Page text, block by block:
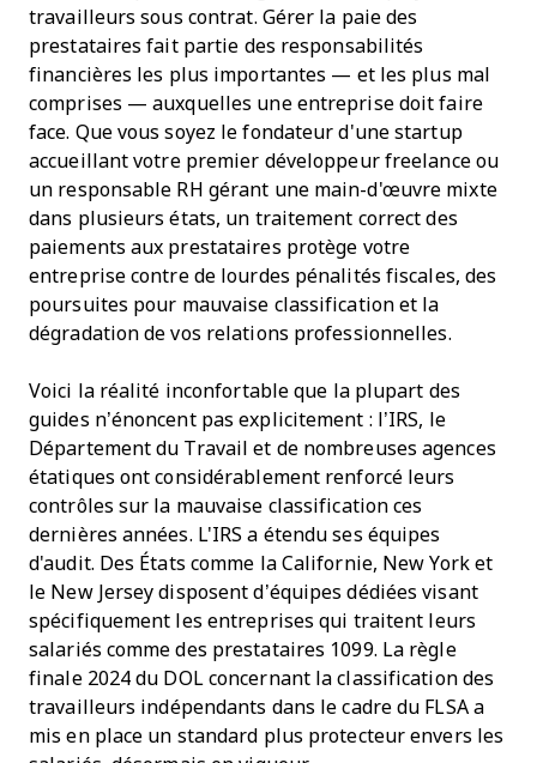
travailleurs sous contrat. Gérer la paie des
prestataires fait partie des responsabilités
financières les plus importantes — et les plus mal
comprises — auxquelles une entreprise doit faire
face. Que vous soyez le fondateur d'une startup
accueillant votre premier développeur freelance ou
un responsable RH gérant une main-d'œuvre mixte
dans plusieurs états, un traitement correct des
paiements aux prestataires protège votre
entreprise contre de lourdes pénalités fiscales, des
poursuites pour mauvaise classification et la
dégradation de vos relations professionnelles.
Voici la réalité inconfortable que la plupart des
guides n’énoncent pas explicitement : l’IRS, le
Département du Travail et de nombreuses agences
étatiques ont considérablement renforcé leurs
contrôles sur la mauvaise classification ces
dernières années. L'IRS a étendu ses équipes
d'audit. Des États comme la Californie, New York et
le New Jersey disposent d’équipes dédiées visant
spécifiquement les entreprises qui traitent leurs
salariés comme des prestataires 1099. La règle
finale 2024 du DOL concernant la classification des
travailleurs indépendants dans le cadre du FLSA a
mis en place un standard plus protecteur envers les